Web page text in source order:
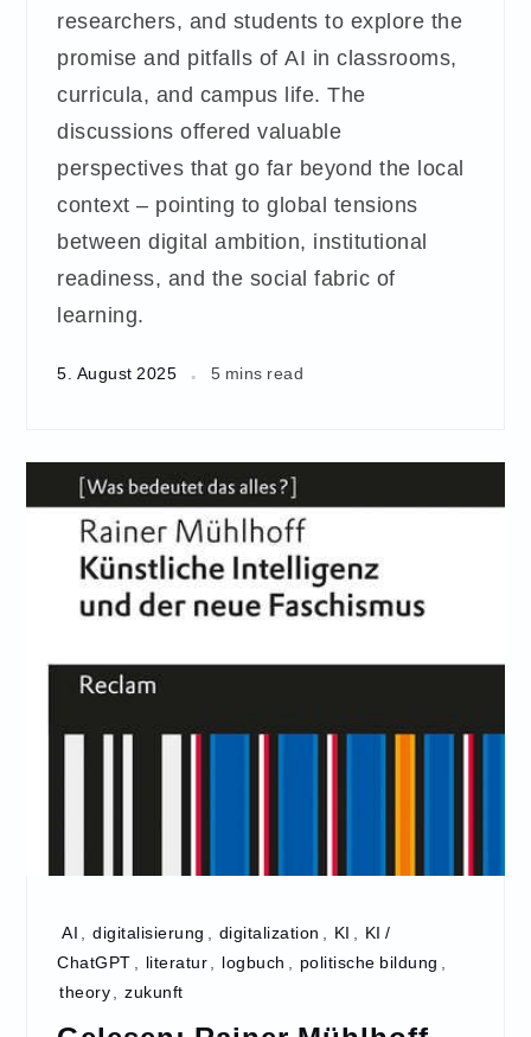
researchers, and students to explore the
promise and pitfalls of AI in classrooms,
curricula, and campus life. The
discussions offered valuable
perspectives that go far beyond the local
context – pointing to global tensions
between digital ambition, institutional
readiness, and the social fabric of
learning.
5. August 2025 5 mins read
AI digitalisierung digitalization KI
KI /
ChatGPT
literatur logbuch politische bildung
theory
zukunft